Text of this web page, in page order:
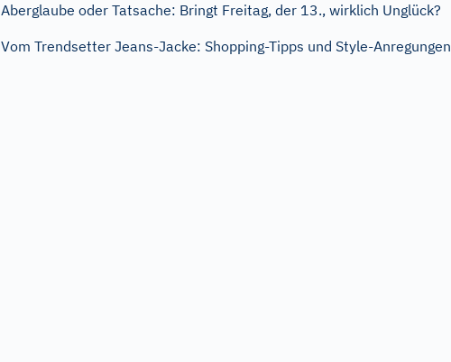
Aberglaube oder Tatsache: Bringt Freitag, der 13., wirklich Unglück?
Vom Trendsetter Jeans-Jacke: Shopping-Tipps und Style-Anregungen